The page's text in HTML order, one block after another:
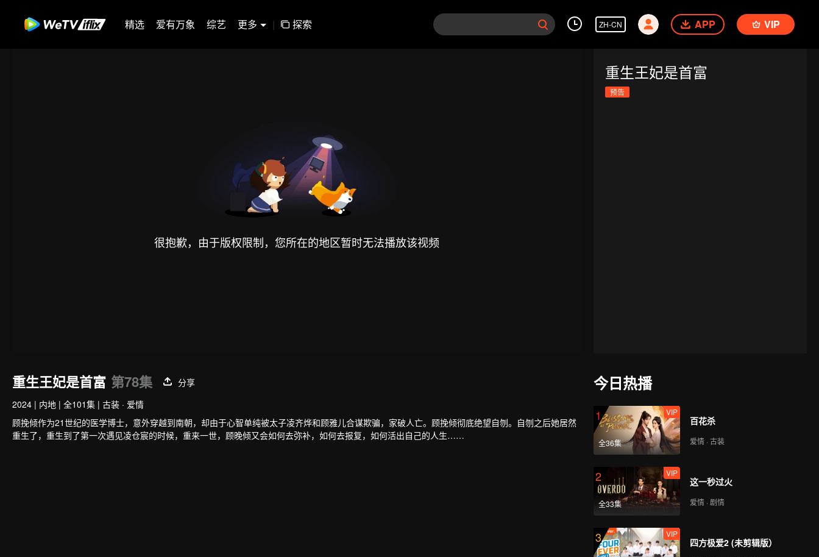
精选 爱有万象 综艺 更多 | 探索 ZH-CN APP VIP
很抱歉，由于版权限制，您所在的地区暂时无法播放该视频
重生王妃是首富
预告
重生王妃是首富 第78集
分享
2024 | 内地 | 全101集 | 古装 · 爱情
顾挽倾作为21世纪的医学博士，意外穿越到南朝，却由于心智单纯被太子凌齐烨和顾雅儿合谋欺骗，家破人亡。顾挽倾彻底绝望自刎。自刎之后她居然
重生了，重生到了第一次遇见凌仓宸的时候，重来一世，顾晚倾又会如何去弥补，如何去报复，如何活出自己的人生……
今日热播
1
全36集
VIP
百花杀
爱情 · 古装
2
全33集
VIP
这一秒过火
爱情 · 剧情
3 VIP
四方极爱2 (未剪辑版）